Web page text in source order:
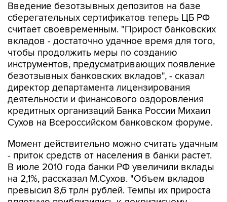
Введение безотзывных депозитов на базе
сберегательных сертификатов теперь ЦБ РФ
считает своевременным. "Прирост банковских
вкладов - достаточно удачное время для того,
чтобы продолжить меры по созданию
инструментов, предусматривающих появление
безотзывных банковских вкладов", - сказал
директор департамента лицензирования
деятельности и финансового оздоровления
кредитных организаций Банка России Михаил
Сухов на Всероссийском банковском форуме.
Момент действительно можно считать удачным
- приток средств от населения в банки растет.
В июле 2010 года банки РФ увеличили вклады
на 2,1%, рассказал М.Сухов. "Объем вкладов
превысил 8,6 трлн рублей. Темпы их прироста